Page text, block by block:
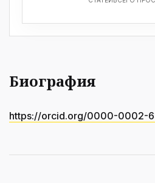
Биография
https://orcid.org/0000-0002-